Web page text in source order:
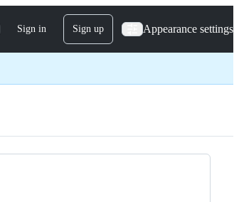
Sign in Sign up Appearance settings